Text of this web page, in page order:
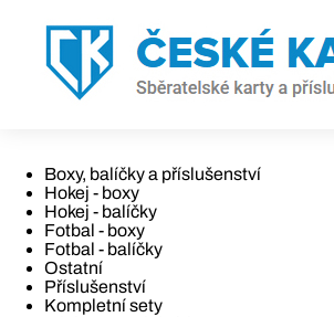
Boxy, balíčky a příslušenství
Hokej - boxy
Hokej - balíčky
Fotbal - boxy
Fotbal - balíčky
Ostatní
Příslušenství
Kompletní sety